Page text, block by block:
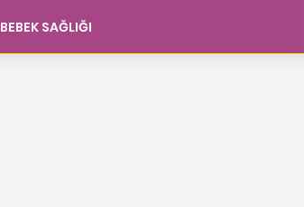
BEBEK SAĞLIĞI